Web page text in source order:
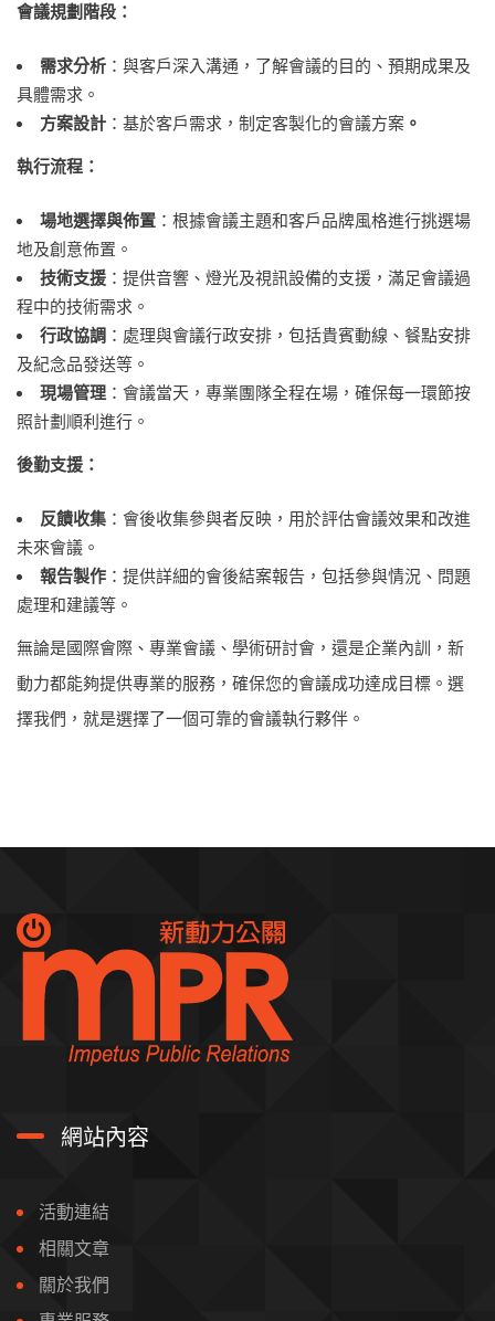
會議規劃階段 ：
需求分析 ：與客戶深入溝通，了解會議的目的、預期成果及
具體需求。
方案設計 ：基於客戶需求，制定客製化的會議方案 。
執行流程：
場地選擇與佈置 ：根據會議主題和客戶品牌風格進行挑選場
地及創意佈置。
技術支援 ：提供音響、燈光及視訊設備的支援，滿足會議過
程中的技術需求。
行政協調 ：處理與會議行政安排，包括貴賓動線、餐點安排
及紀念品發送等。
現場管理 ：會議當天，專業團隊全程在場，確保每一環節按
照計劃順利進行。
後勤支援：
反饋收集 ：會後收集參與者反映，用於評估會議效果和改進
未來會議。
報告製作 ：提供詳細的會後結案報告，包括參與情況、問題
處理和建議等。
無論是國際會際、專業會議、學術研討會，還是企業內訓，新
動力都能夠提供專業的服務，確保您的會議成功達成目標。選
擇我們，就是選擇了一個可靠的會議執行夥伴。
網站內容
活動連結
相關文章
關於我們